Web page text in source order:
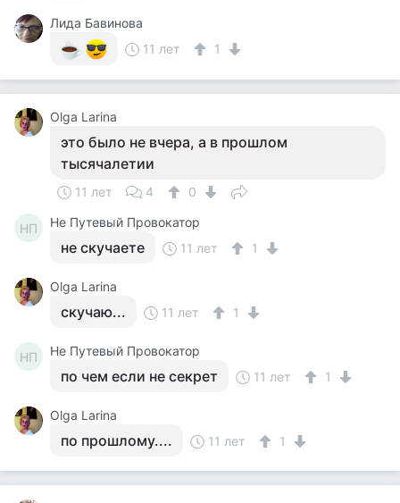
Лида Бавинова
11 лет
1
Olga Larina
это было не вчера, а в прошлом
тысячалетии
11 лет 4 0
НП Не Путевый Провокатор
не скучаете 11 лет 1
Olga Larina
скучаю... 11 лет 1
НП Не Путевый Провокатор
по чем если не секрет 11 лет 1
Olga Larina
по прошлому.... 11 лет 1